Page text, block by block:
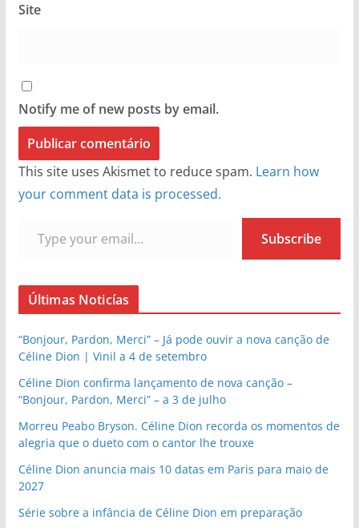
Site
Notify me of new posts by email.
This site uses Akismet to reduce spam. Learn how
your comment data is processed.
Subscribe
Últimas Noticías
“Bonjour, Pardon, Merci” – Já pode ouvir a nova canção de
Céline Dion | Vinil a 4 de setembro
Céline Dion confirma lançamento de nova canção –
“Bonjour, Pardon, Merci” – a 3 de julho
Morreu Peabo Bryson. Céline Dion recorda os momentos de
alegria que o dueto com o cantor lhe trouxe
Céline Dion anuncia mais 10 datas em Paris para maio de
2027
Série sobre a infância de Céline Dion em preparação